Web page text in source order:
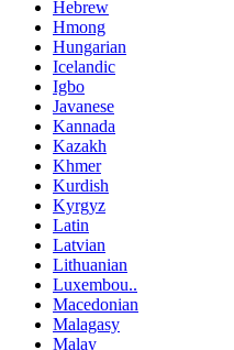
Hebrew
Hmong
Hungarian
Icelandic
Igbo
Javanese
Kannada
Kazakh
Khmer
Kurdish
Kyrgyz
Latin
Latvian
Lithuanian
Luxembou..
Macedonian
Malagasy
Malay